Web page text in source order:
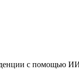
с помощью